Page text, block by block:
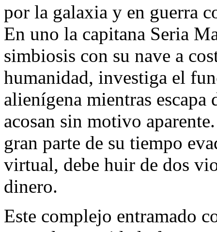
por la galaxia y en guerra
En uno la capitana Seria
simbiosis con su nave a
humanidad, investiga el
alienígena mientras escapa
acosan sin motivo
gran parte de su tiempo
virtual, debe huir de dos
dinero.
Este complejo entramado